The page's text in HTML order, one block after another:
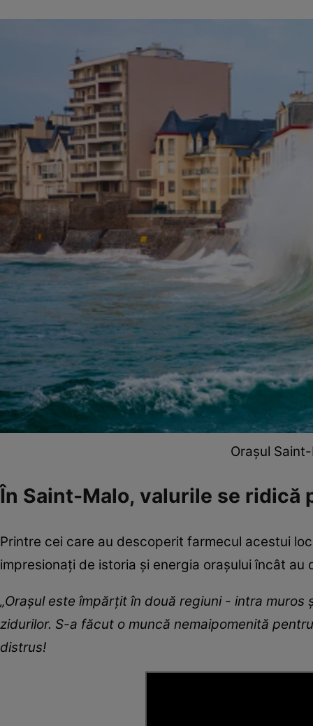
Orașul
În Saint-Malo, valurile se ridică
Printre cei care au descoperit farmecul acestui
impresionați de istoria și energia orașului încât
„Orașul este împărțit în două regiuni - intra
zidurilor. S-a făcut o muncă nemaipomenită
distrus!